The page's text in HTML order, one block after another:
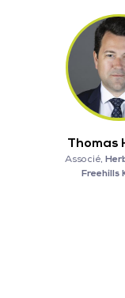
Thomas
Associé,
Freehills